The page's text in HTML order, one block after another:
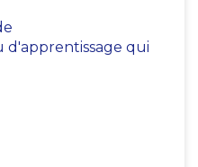
d'apprentissage qui